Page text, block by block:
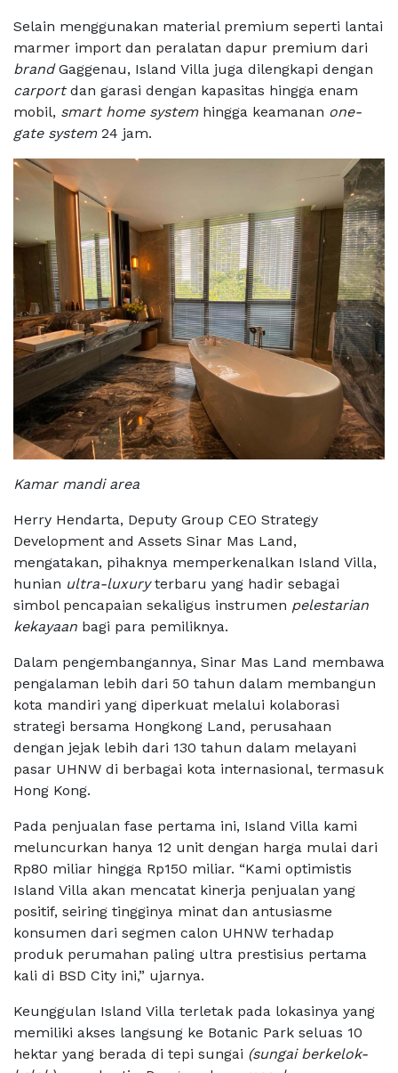
Selain menggunakan material premium seperti lantai
marmer import dan peralatan dapur premium dari
brandGaggenau, Island Villa juga dilengkapi dengan
carportdan garasi dengan kapasitas hingga enam
mobil, smart home systemhingga keamanan one-
gate system24 jam.
Kamar mandi area
Herry Hendarta, Deputy Group CEO Strategy
Development and Assets Sinar Mas Land,
mengatakan, pihaknya memperkenalkan Island Villa,
hunian ultra-luxuryterbaru yang hadir sebagai
simbol pencapaian sekaligus instrumen pelestarian
kekayaan bagi para pemiliknya.
Dalam pengembangannya, Sinar Mas Land membawa
pengalaman lebih dari 50 tahun dalam membangun
kota mandiri yang diperkuat melalui kolaborasi
strategi bersama Hongkong Land, perusahaan
dengan jejak lebih dari 130 tahun dalam melayani
pasar UHNW di berbagai kota internasional, termasuk
Hong Kong.
Pada penjualan fase pertama ini, Island Villa kami
meluncurkan hanya 12 unit dengan harga mulai dari
Rp80 miliar hingga Rp150 miliar. “Kami optimistis
Island Villa akan mencatat kinerja penjualan yang
positif, seiring tingginya minat dan antusiasme
konsumen dari segmen calon UHNW terhadap
produk perumahan paling ultra prestisius pertama
kali di BSD City ini,” ujarnya.
Keunggulan Island Villa terletak pada lokasinya yang
memiliki akses langsung ke Botanic Park seluas 10
hektar yang berada di tepi sungai (sungai berkelok-